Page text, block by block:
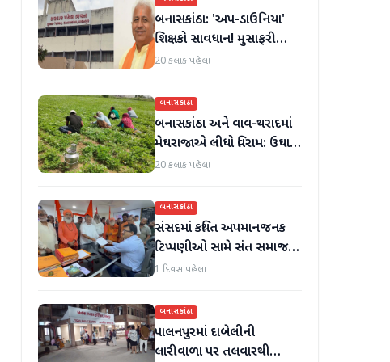
બનાસકાંઠા: 'અપ-ડાઉનિયા'
શિક્ષકો સાવધાન! મુસાફરી
કરતા શિક્ષકો સામે તવાઈ હાથ
20 કલાક પહેલા
બનાસકાંઠા
બનાસકાંઠા અને વાવ-થરાદમાં
મેઘરાજાએ લીધો વિરામ: ઉઘાડ
નીકળતાં ખેડૂતોમાં આનંદનો
20 કલાક પહેલા
બનાસકાંઠા
સંસદમાં કથિત અપમાનજનક
ટિપ્પણીઓ સામે સંત સમાજમાં
રોષ: પાલનપુરમાં VHP સાથે
આવેદનપત્ર આપ્યું
1 દિવસ પહેલા
બનાસકાંઠા
પાલનપુરમાં દાબેલીની
લારીવાળા પર તલવારથી